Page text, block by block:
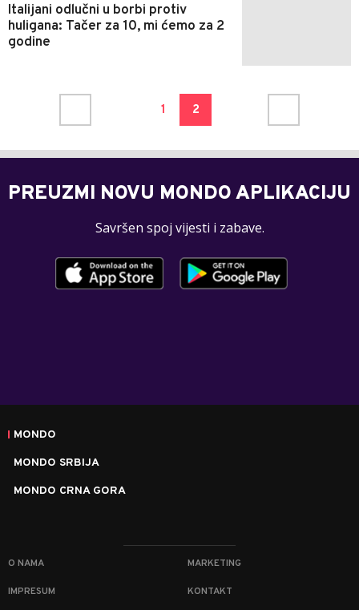
Italijani odlučni u borbi protiv
huligana: Tačer za 10, mi ćemo za 2
godine
1 2
PREUZMI NOVU MONDO APLIKACIJU
Savršen spoj vijesti i zabave.
MONDO
MONDO SRBIJA
MONDO CRNA GORA
O NAMA MARKETING
IMPRESUM KONTAKT